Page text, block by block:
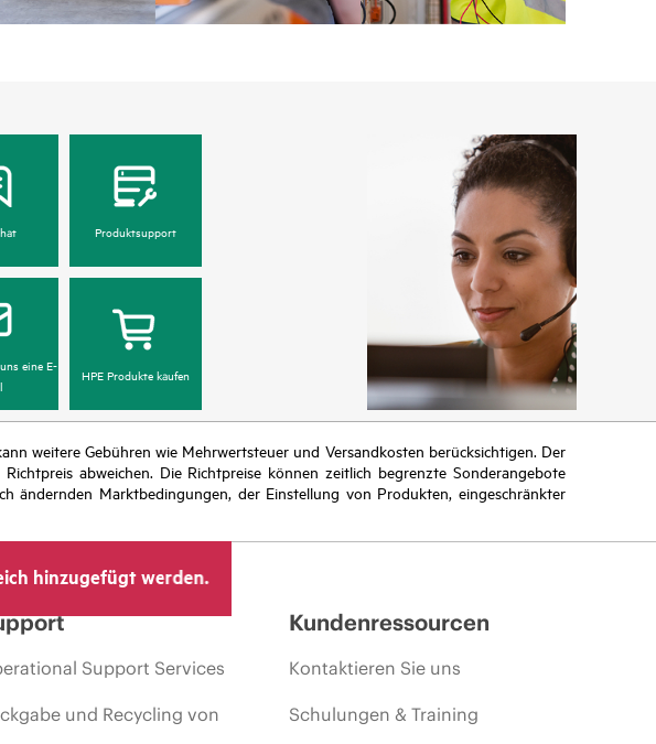
Produktsupport
eine E-
HPE Produkte kaufen
weitere Gebühren wie Mehrwertsteuer und Versandkosten berücksichtigen. Der
abweichen. Die Richtpreise können zeitlich begrenzte Sonderangebote
ändernden Marktbedingungen, der Einstellung von Produkten, eingeschränkter
hinzugefügt werden.
Support Services
und Recycling von
Kundenressourcen
Kontaktieren Sie uns
Schulungen & Training